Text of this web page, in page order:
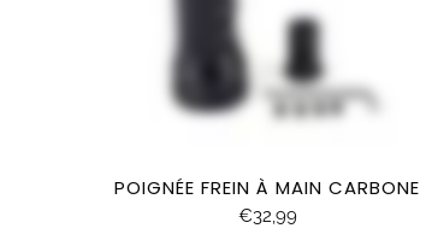
POIGNÉE FREIN À MAIN CARBONE
€32,99